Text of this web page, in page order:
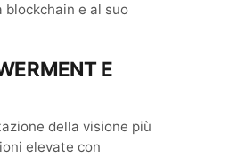
e al suo
E
della visione più
elevate con